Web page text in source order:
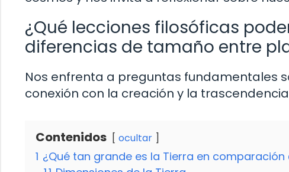
¿Qué lecciones filosóficas
diferencias de tamaño entre
Nos enfrenta a preguntas fundamentales
conexión con la creación y la
Contenidos ocultar
1 ¿Qué tan grande es la Tierra en comparación